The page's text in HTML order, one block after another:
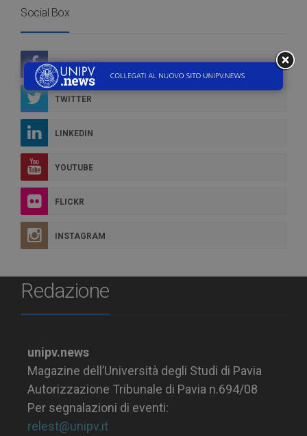
Social Box
FACEBOOK
TWITTER
LINKEDIN
YOUTUBE
FLICKR
INSTAGRAM
Redazione
unipv.news
Magazine dell’Università degli Studi di Pavia
Autorizzazione Tribunale di Pavia n.694/08
Per segnalazioni di eventi:
relest@unipv.it